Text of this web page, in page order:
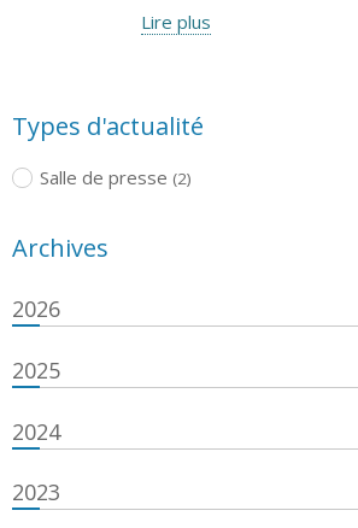
Lire plus
Types d'actualité
Salle de presse (2)
Archives
2026
2025
2024
2023